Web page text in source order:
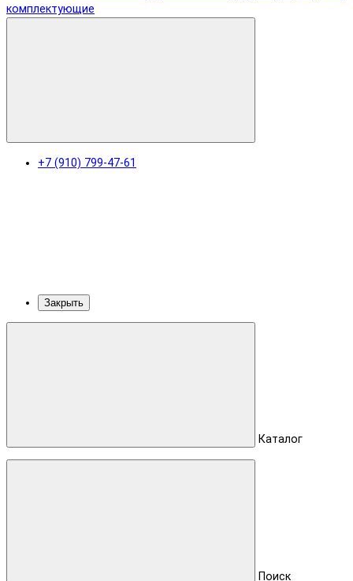
+7 (910) 799-47-61
Закрыть
Каталог
Поиск